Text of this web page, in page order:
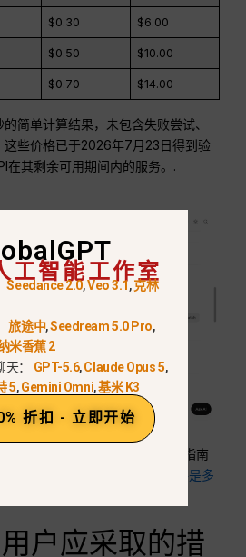
$0.30 $6.00
$0.50 $10.00
$0.70 $14.00
简单计算结果，未包含失败尝试、
这些价格已于2026年7月23日得到验
在其剩余可用期间内的服务。.
API 路径的更详细说明，请参阅指南
Sora 2 Pro以前的价格是多
户应采取的措
工智能工作室
Seedance 2.0,Veo 3.1,克林
旅途中,Seedream 5.0 Pro,
米香蕉 2
天： GPT-5.6,Claude Opus 5,
5,Gemini Omni,基米 K3
折扣 - 立即开始